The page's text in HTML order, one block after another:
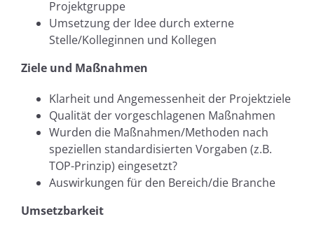
Projektgruppe
Umsetzung der Idee durch externe
Stelle/Kolleginnen und Kollegen
Ziele und Maßnahmen
Klarheit und Angemessenheit der Projektziele
Qualität der vorgeschlagenen Maßnahmen
Wurden die Maßnahmen/Methoden nach
speziellen standardisierten Vorgaben (z.B.
TOP-Prinzip) eingesetzt?
Auswirkungen für den Bereich/die Branche
Umsetzbarkeit